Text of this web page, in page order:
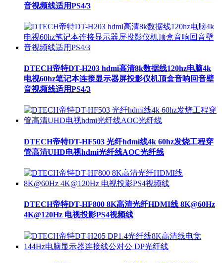
音视频线适用PS4/3
DTECH帝特DT-H203 hdmi高清8k数据线120hz电脑4k
电视60hz笔记本连接显示器屏投影仪机顶盒音响回音壁
音视频线适用PS4/3
DTECH帝特DT-HF503 光纤hdmi线4k 60hz发烧工程穿
管高清UHD电视hdmi光纤线AOC光纤线
DTECH帝特DT-HF800 8K高清光纤HDMI线 8K@60Hz
4K@120Hz 电视投影PS4视频线